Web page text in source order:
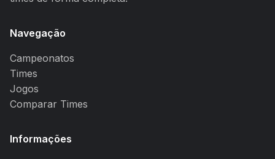
Navegação
Campeonatos
Times
Jogos
Comparar Times
Informações